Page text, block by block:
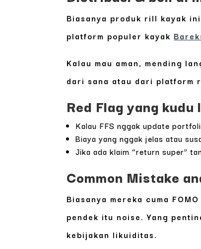
Biasanya produk rill kayak
platform populer kayak
Kalau mau aman, mending
dari sana atau dari platform
Red Flag yang
Kalau FFS nggak update
Biaya yang nggak jelas atau
Jika ada klaim “return super”
Common Mistake
Biasanya mereka cuma
pendek itu noise. Yang
kebijakan likuiditas.